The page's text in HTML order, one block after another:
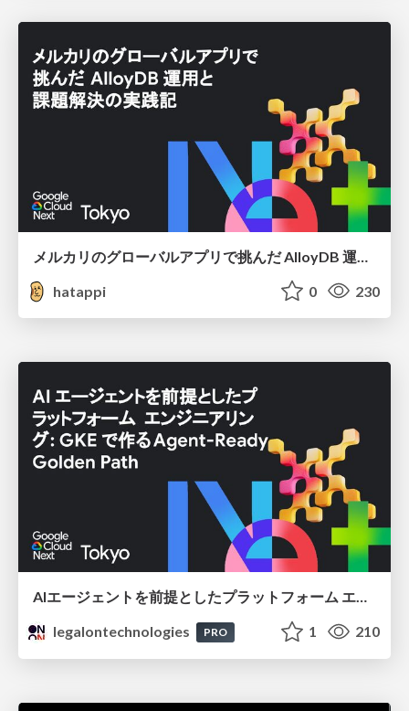
hatappi
0 230
AIエージェントを前提としたプラットフォーム エンジニアリング：GKEで作るAgent-Ready Golden Path
legalontechnologies
PRO 1 210